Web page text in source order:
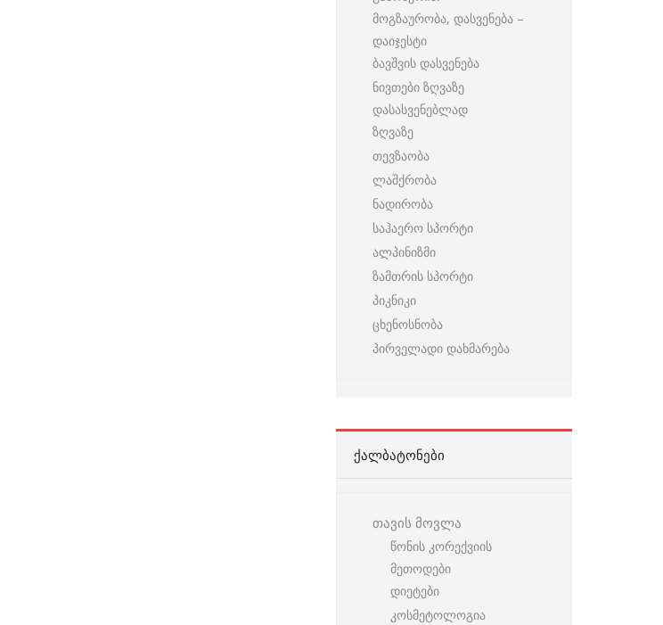
მოგზაურობა, დასვენება –
დაიჯესტი
ბავშვის დასვენება
ნივთები ზღვაზე
დასასვენებლად
ზღვაზე
თევზაობა
ლაშქრობა
ნადირობა
საჰაერო სპორტი
ალპინიზმი
ზამთრის სპორტი
პიკნიკი
ცხენოსნობა
პირველადი დახმარება
ᲥᲐᲚᲑᲐᲢᲝᲜᲔᲑᲘ
თავის მოვლა
წონის კორექვიის
მეთოდები
დიეტები
კოსმეტოლოგია